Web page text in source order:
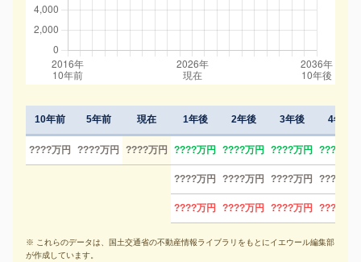
10年前 5年前 現在
????万円 ????万円 ????万円
1年後 2年後 3年後 4年後
????万円 ????万円 ????万円 ????万円
????万円 ????万円 ????万円 ????万円
????万円 ????万円 ????万円 ????万円
※ これらのデータは、国土交通省の不動産情報ライブラリをもとにイエウール編集部
が作成しています。